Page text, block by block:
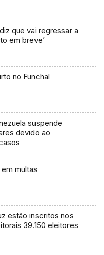
que vai regressar a
em breve’
no Funchal
suspende
devido ao
em multas
estão inscritos nos
39.150 eleitores